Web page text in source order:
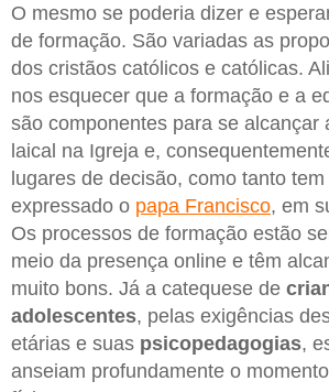
O mesmo se poderia dizer e
de formação. São variadas as
dos cristãos católicos e católicas.
nos esquecer que a formação e a
são componentes para se alcançar
laical na Igreja e,
lugares de decisão, como tanto
expressado o papa Francisco, em
Os processos de formação estão
meio da presença online e têm
muito bons. Já a catequese de
adolescentes, pelas exigências
etárias e suas psicopedagogias,
anseiam profundamente o